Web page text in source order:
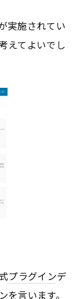
実施されてい
えてよいでし
プラグインデ
を言います。